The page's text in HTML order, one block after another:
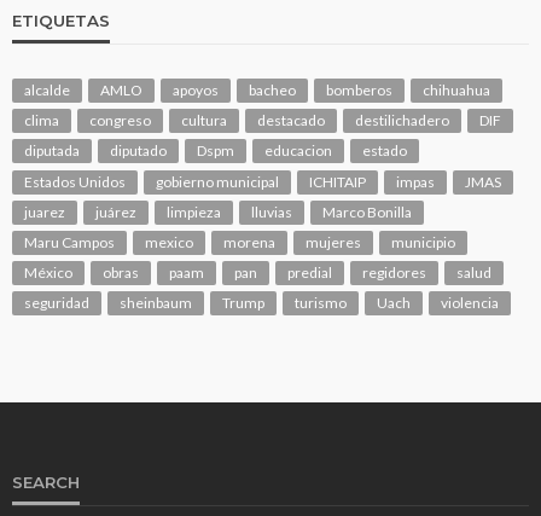
ETIQUETAS
alcalde AMLO apoyos bacheo bomberos
chihuahua
clima
congreso cultura destacado destilichadero
DIF
diputada
diputado Dspm educacion
estado
Estados Unidos
gobierno municipal ICHITAIP impas
JMAS
juarez
juárez limpieza lluvias
Marco Bonilla
Maru Campos
mexico morena mujeres
municipio
México
obras paam pan predial regidores
salud
seguridad
sheinbaum Trump turismo Uach violencia
SEARCH